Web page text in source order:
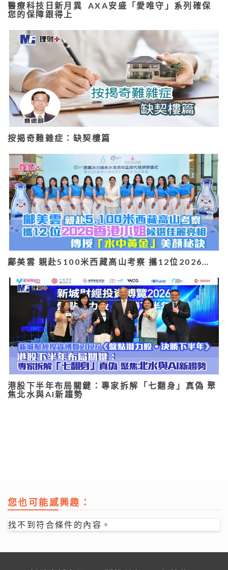
醫療科技日新月異 AXA安盛「愛唯守」系列確保
您的保障跟得上
按揭奇難雜症：缺契樓篇
鄺美雲 親赴5100米西藏高山考察 攜12位2026…
港股下半年布局關鍵：專家拆解「七翻身」真偽 聚
焦北水與AI新趨勢
您也可能感興趣：
找不到符合條件的內容。